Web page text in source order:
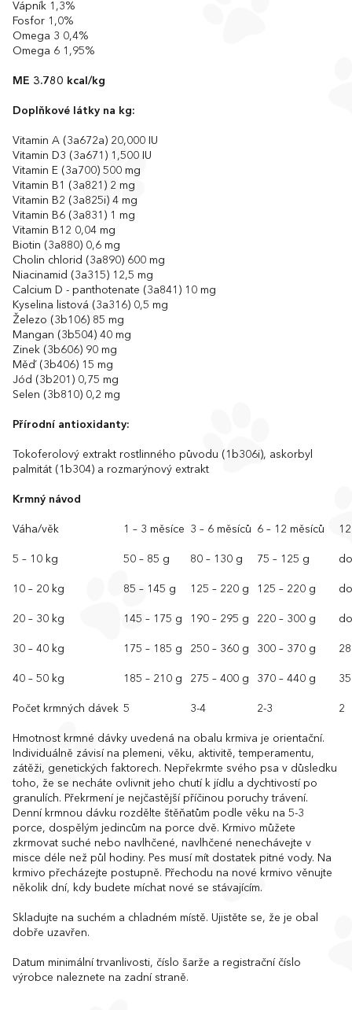
Vápník 1,3%
Fosfor 1,0%
Omega 3 0,4%
Omega 6 1,95%
ME 3.780 kcal/kg
Doplňkové látky na kg:
Vitamin A (3a672a) 20,000 IU
Vitamin D3 (3a671) 1,500 IU
Vitamin E (3a700) 500 mg
Vitamin B1 (3a821) 2 mg
Vitamin B2 (3a825i) 4 mg
Vitamin B6 (3a831) 1 mg
Vitamin B12 0,04 mg
Biotin (3a880) 0,6 mg
Cholin chlorid (3a890) 600 mg
Niacinamid (3a315) 12,5 mg
Calcium D - panthotenate (3a841) 10 mg
Kyselina listová (3a316) 0,5 mg
Železo (3b106) 85 mg
Mangan (3b504) 40 mg
Zinek (3b606) 90 mg
Měď (3b406) 15 mg
Jód (3b201) 0,75 mg
Selen (3b810) 0,2 mg
Přírodní antioxidanty:
Tokoferolový extrakt rostlinného původu (1b306i), askorbyl
palmitát (1b304) a rozmarýnový extrakt
Krmný návod
Váha/věk 1 – 3 měsíce 3 – 6 měsíců 6 – 12 měsíců
5 – 10 kg 50 – 85 g 80 – 130 g 75 – 125 g
10 – 20 kg 85 – 145 g 125 – 220 g 125 – 220 g
20 – 30 kg 145 – 175 g 190 – 295 g 220 – 300 g
30 – 40 kg 175 – 185 g 250 – 360 g 300 – 370 g
40 – 50 kg 185 – 210 g 275 – 400 g 370 – 440 g
Počet krmných dávek 5 3-4 2-3 2
Hmotnost krmné dávky uvedená na obalu krmiva je orientační.
Individuálně závisí na plemeni, věku, aktivitě, temperamentu,
zátěži, genetických faktorech. Nepřekrmte svého psa v důsledku
toho, že se necháte ovlivnit jeho chutí k jídlu a dychtivostí po
granulích. Překrmení je nejčastější příčinou poruchy trávení.
Denní krmnou dávku rozdělte štěňatům podle věku na 5-3
porce, dospělým jedincům na porce dvě. Krmivo můžete
zkrmovat suché nebo navlhčené, navlhčené nenechávejte v
misce déle než půl hodiny. Pes musí mít dostatek pitné vody. Na
krmivo přecházejte postupně. Přechodu na nové krmivo věnujte
několik dní, kdy budete míchat nové se stávajícím.
Skladujte na suchém a chladném místě. Ujistěte se, že je obal
dobře uzavřen.
Datum minimální trvanlivosti, číslo šarže a registrační číslo
výrobce naleznete na zadní straně.